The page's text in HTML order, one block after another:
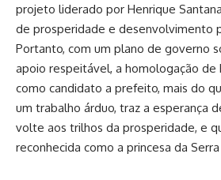
projeto liderado por Henrique
de prosperidade e desenvolvimento
Portanto, com um plano de governo
apoio respeitável, a homologação de
como candidato a prefeito, mais do
um trabalho árduo, traz a esperança
volte aos trilhos da prosperidade, e
reconhecida como a princesa da